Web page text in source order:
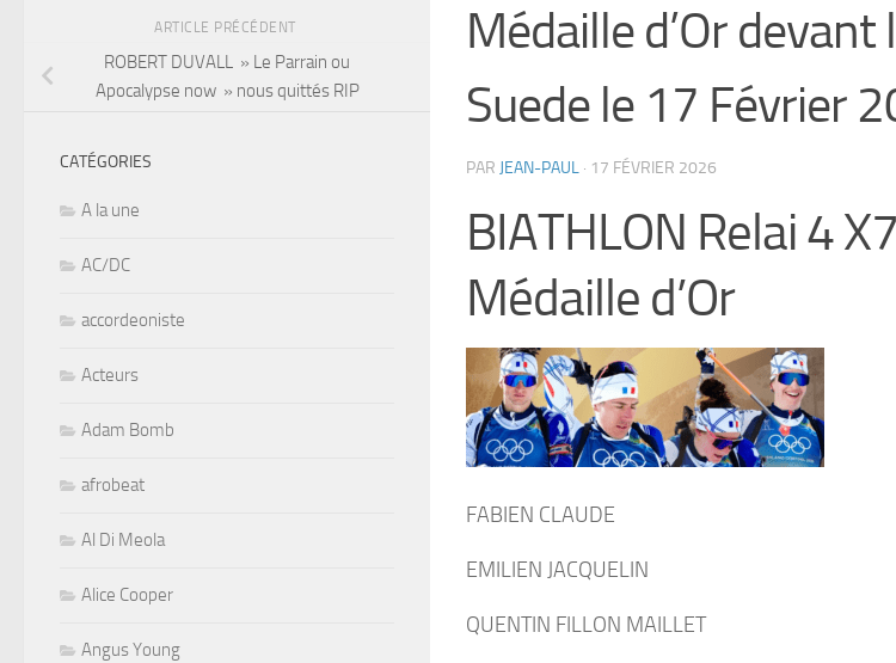
Médaille d’Or
Suede le 17 Février
PAR JEAN-PAUL · 17 FÉVRIER 2026
BIATHLON Relai 4
Médaille d’Or
FABIEN CLAUDE
EMILIEN JACQUELIN
QUENTIN FILLON MAILLET
ARTICLE PRÉCÉDENT
ROBERT DUVALL » Le Parrain ou
Apocalypse now » nous quittés RIP
CATÉGORIES
A la une
AC/DC
accordeoniste
Acteurs
Adam Bomb
afrobeat
Al Di Meola
Alice Cooper
Angus Young